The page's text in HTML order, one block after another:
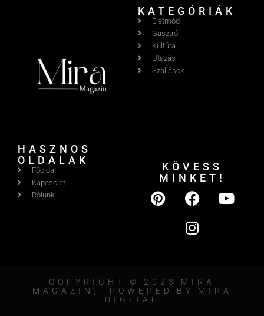
KATEGÓRIÁK
Életmód
Gasztró
Kultúra
Utazás
Szállások
HASZNOS
OLDALAK
Főoldal
Kapcsolat
Rólunk
KÖVESS
MINKET!
COPYRIGHT © 2023 MIRA
MAGAZIN}. POWERED BY MIRA
DIGITAL